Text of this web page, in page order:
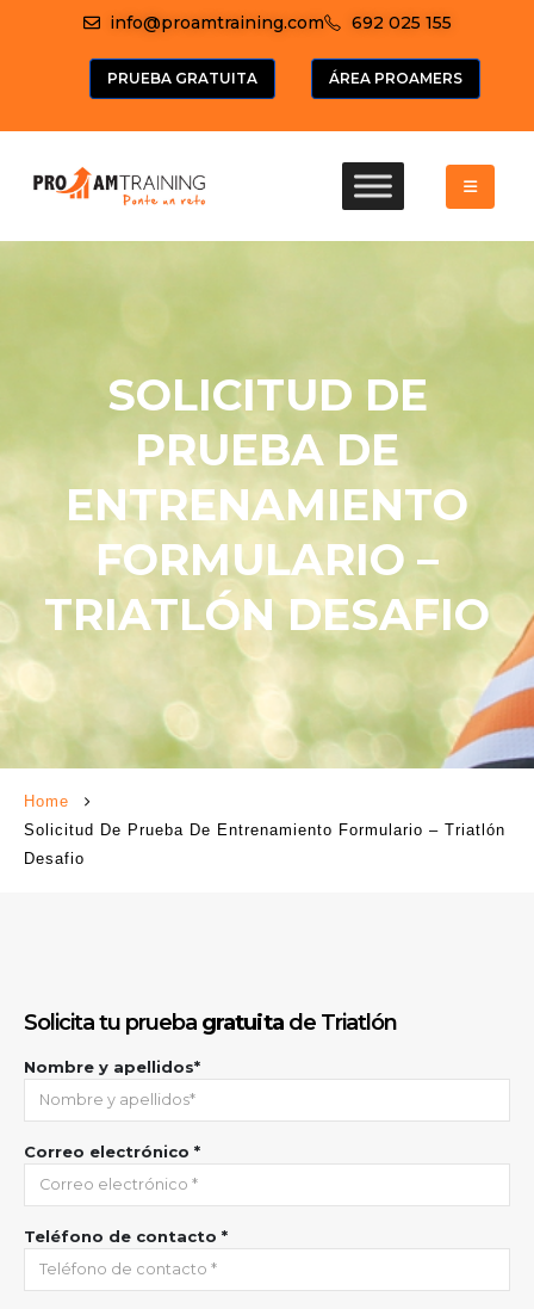
info@proamtraining.com 692 025 155
PRUEBA GRATUITA ÁREA PROAMERS
SOLICITUD DE
PRUEBA DE
ENTRENAMIENTO
FORMULARIO –
TRIATLÓN DESAFIO
Home
Solicitud De Prueba De Entrenamiento Formulario – Triatlón
Desafio
Solicita tu prueba gratuitade Triatlón
Nombre y apellidos*
Correo electrónico *
Teléfono de contacto *